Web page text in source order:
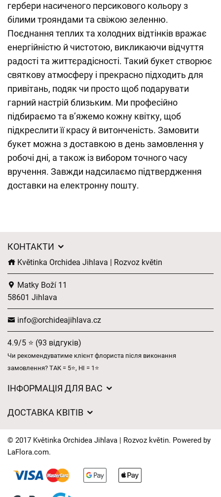
гербери насиченого персикового кольору з
білими трояндами та свіжою зеленню.
Поєднання теплих та холодних відтінків вражає
енергійністю й чистотою, викликаючи відчуття
радості та життєрадісності. Такий букет створює
святкову атмосферу і прекрасно підходить для
привітань, подяк чи просто щоб подарувати
гарний настрій близьким. Ми професійно
підбираємо та в’яжемо кожну квітку, щоб
підкреслити її красу й витонченість. Замовити
букет можна з доставкою в день замовлення у
робочі дні, а також із вибором точного часу
вручення. Завжди надсилаємо підтвердження
доставки на електронну пошту.
КОНТАКТИ
Květinka Orchidea Jihlava | Rozvoz květin
Matky Boží 11
58601 Jihlava
info@orchideajihlava.cz
4.9/5 ⭐ (93 відгуків)
Чи рекомендуватиме клієнт флориста після виконання
замовлення? ТАК = 5⭐, НІ = 1⭐
ІНФОРМАЦІЯ ДЛЯ ВАС
Захист персональних даних
Час доставки квітів – огляд можливостей
ДОСТАВКА КВІТІВ
Куди ми доставляємо квіти
Контакти
© 2017 Květinka Orchidea Jihlava | Rozvoz květin. Powered by
LaFlora.com.